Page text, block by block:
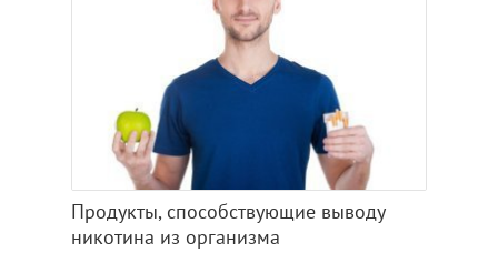
Продукты, способствующие выводу
никотина из организма